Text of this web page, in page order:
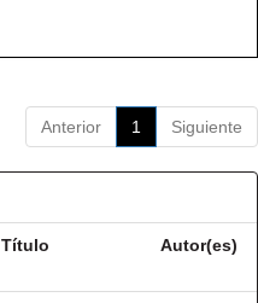
Anterior 1 Siguiente
Título Autor(es)